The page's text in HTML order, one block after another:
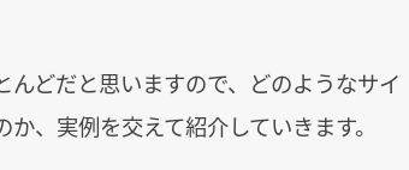
どだと思いますので、どのようなサイ
、実例を交えて紹介していきます。